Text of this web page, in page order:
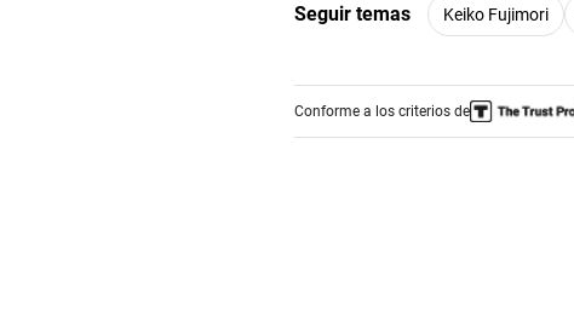
Seguir temas Keiko Fujimori
Conforme a los criterios de